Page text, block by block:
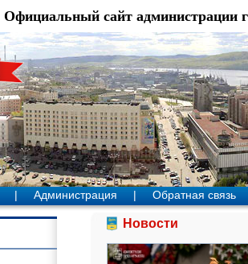
Официальный сайт администрации
| Администрация | Обратная связь
Новости